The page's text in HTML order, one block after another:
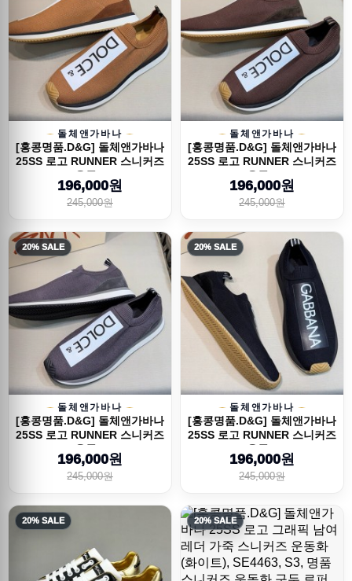
돌체앤가바나
[홍콩명품.D&G] 돌체앤가바나
25SS 로고 RUNNER 스니커즈
운동...
196,000원
245,000원
돌체앤가바나
[홍콩명품.D&G] 돌체앤가바나
25SS 로고 RUNNER 스니커즈
운동...
196,000원
245,000원
20% SALE
돌체앤가바나
[홍콩명품.D&G] 돌체앤가바나
25SS 로고 RUNNER 스니커즈
운동...
196,000원
245,000원
20% SALE
돌체앤가바나
[홍콩명품.D&G] 돌체앤가바나
25SS 로고 RUNNER 스니커즈
운동...
196,000원
245,000원
20% SALE 20% SALE